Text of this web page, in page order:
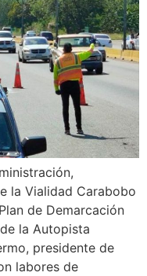
la Vialidad Carabobo
de Demarcación
la Autopista
presidente de
labores de